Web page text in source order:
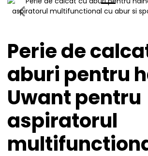
Previous
Perie de
aburi pentru
Uwant pentru
aspiratorul